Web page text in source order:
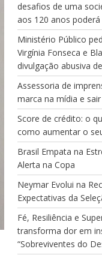
desafios de uma
aos 120 anos
Ministério Público
Virgínia Fonseca e
divulgação abusiva
Assessoria de
marca na mídia e
Score de crédito: o
como aumentar o
Brasil Empata na
Alerta na Copa
Neymar Evolui na
Expectativas da
Fé, Resiliência e
transforma dor em
“Sobreviventes do